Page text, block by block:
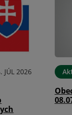
JÚL 2026